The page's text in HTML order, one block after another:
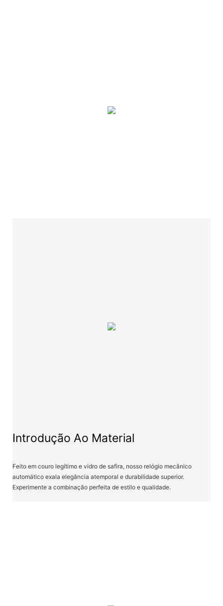
Introdução Ao Material
Feito em couro legítimo e vidro de safira, nosso relógio mecânico
automático exala elegância atemporal e durabilidade superior.
Experimente a combinação perfeita de estilo e qualidade.